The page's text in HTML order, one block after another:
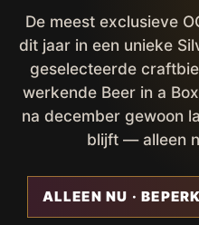
De meest exclusieve
dit jaar in een unieke
geselecteerde
werkende Beer in a
na december gewoon
blijft — alleen
ALLEEN NU ·